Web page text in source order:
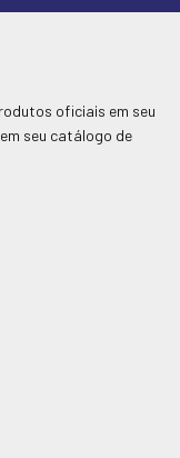
oficiais em seu
seu catálogo de